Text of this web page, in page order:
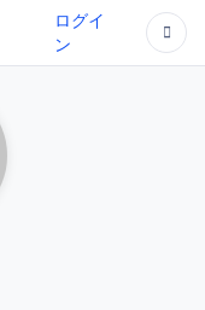
ログイ
ン